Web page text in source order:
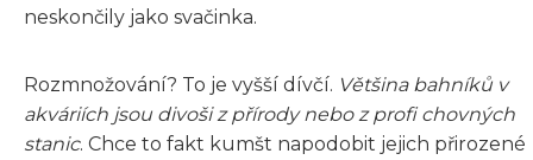
neskončily jako svačinka.
Rozmnožování? To je vyšší dívčí. Většina bahníků v
akváriích jsou divoši z přírody nebo z profi chovných
stanic. Chce to fakt kumšt napodobit jejich přirozené